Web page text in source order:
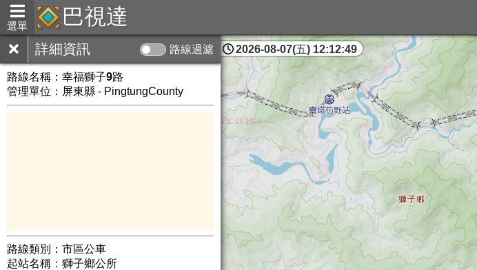
選單 巴視達
詳細資訊 路線過濾
路線名稱： 幸福獅子9路
管理單位：屏東縣 - PingtungCounty
路線類別：市區公車
起站名稱：獅子鄉公所
屏東縣
2026-08-07(五) 12:12:50